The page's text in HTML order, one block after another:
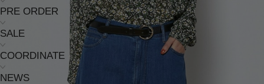
PRE ORDER
SALE
COORDINATE
NEWS